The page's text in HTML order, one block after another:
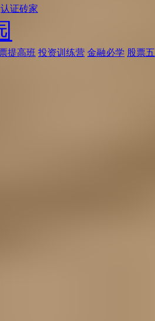
认证砖家
提高班 投资训练营 金融必学 股票